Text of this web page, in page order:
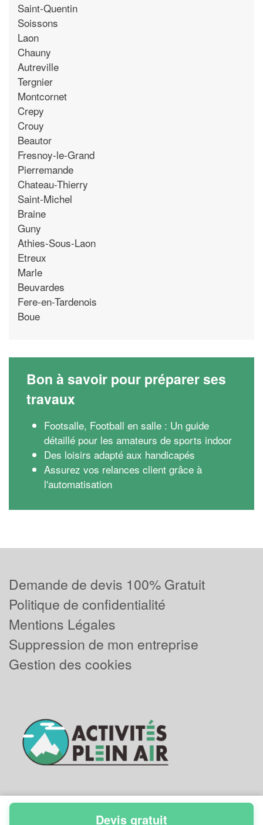
Saint-Quentin
Soissons
Laon
Chauny
Autreville
Tergnier
Montcornet
Crepy
Crouy
Beautor
Fresnoy-le-Grand
Pierremande
Chateau-Thierry
Saint-Michel
Braine
Guny
Athies-Sous-Laon
Etreux
Marle
Beuvardes
Fere-en-Tardenois
Boue
Bon à savoir pour préparer ses
travaux
Footsalle, Football en salle : Un guide
détaillé pour les amateurs de sports indoor
Des loisirs adapté aux handicapés
Assurez vos relances client grâce à
l'automatisation
Demande de devis 100% Gratuit
Politique de confidentialité
Mentions Légales
Suppression de mon entreprise
Gestion des cookies
Devis gratuit